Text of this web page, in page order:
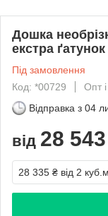
Дошка
екстра ґатунок
Під замовлення
Код: *00729
Опт
Відправка з 04
від 28 543
28 335 ₴ від 2 куб.м